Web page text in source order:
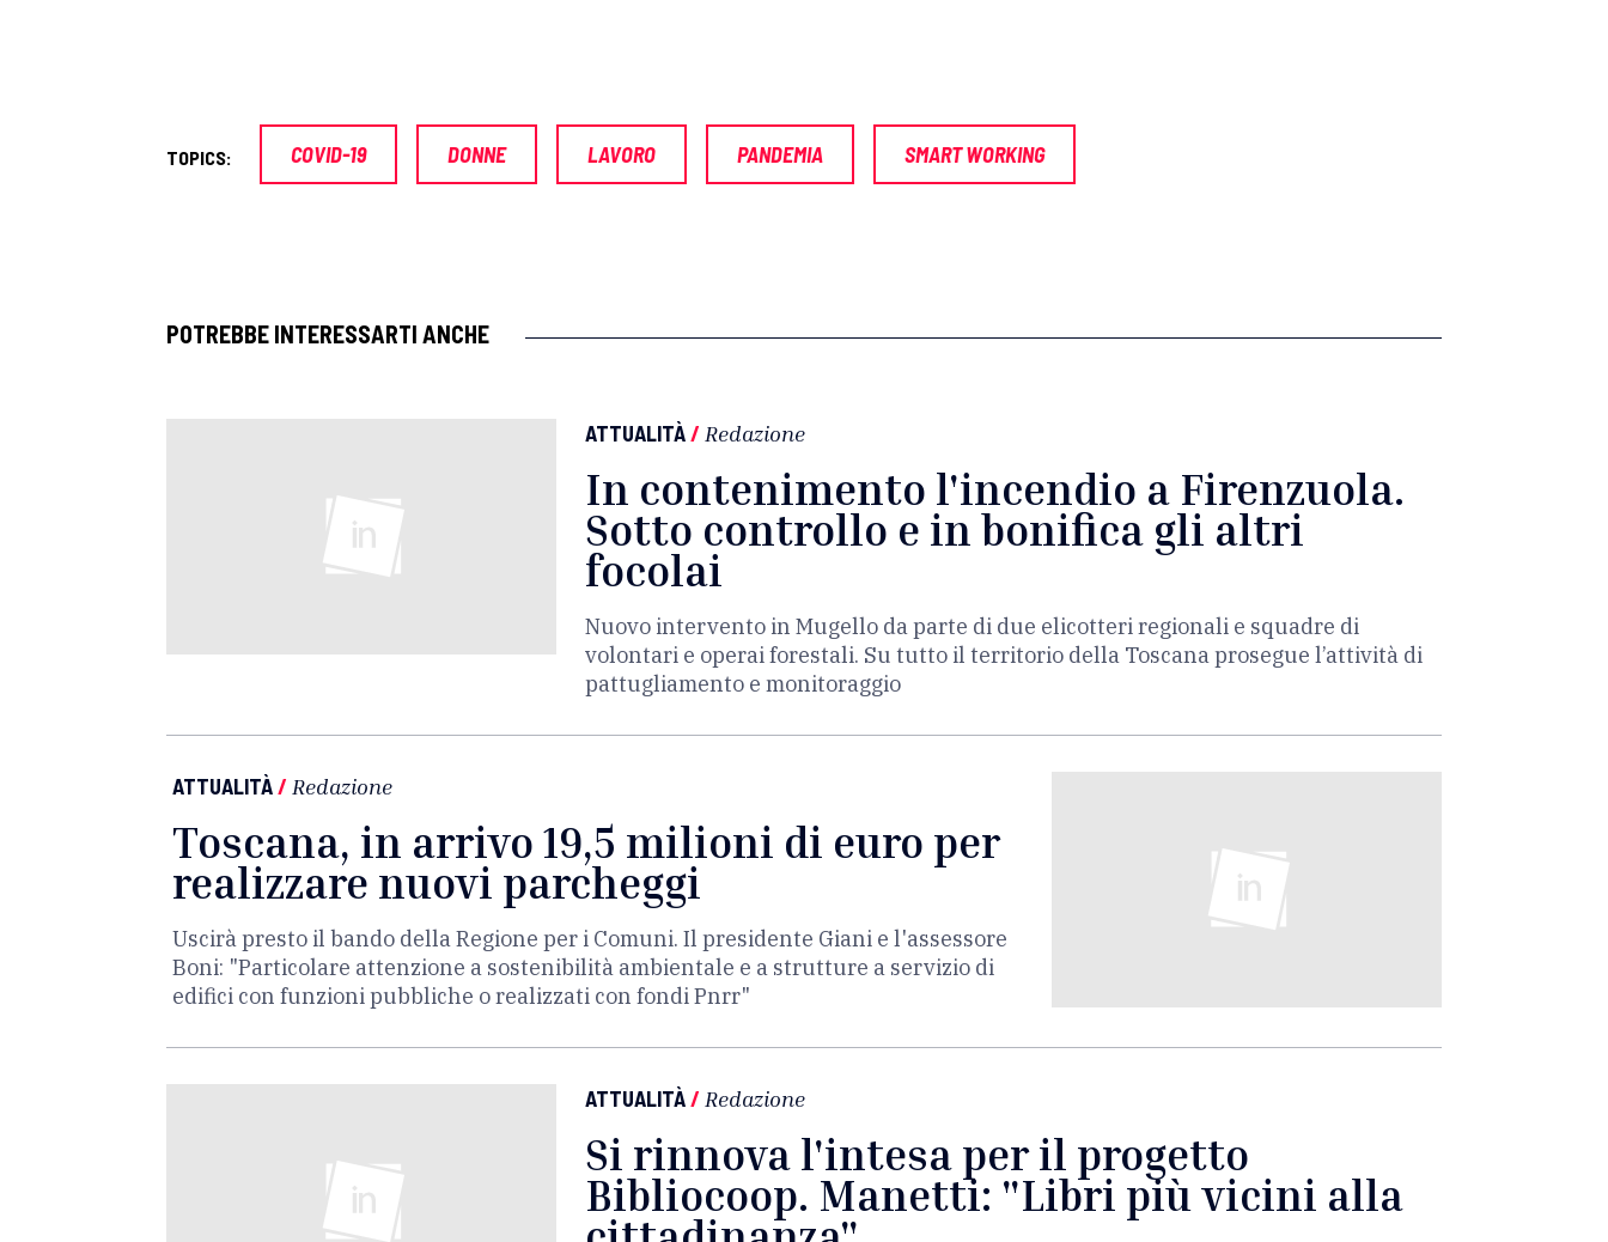
TOPICS: COVID-19 DONNE LAVORO PANDEMIA SMART WORKING
POTREBBE INTERESSARTI ANCHE
ATTUALITÀ/ Redazione
In contenimento l'incendio a Firenzuola.
Sotto controllo e in bonifica gli altri
focolai
Nuovo intervento in Mugello da parte di due elicotteri regionali e squadre di
volontari e operai forestali. Su tutto il territorio della Toscana prosegue l’attività di
pattugliamento e monitoraggio
ATTUALITÀ/ Redazione
Toscana, in arrivo 19,5 milioni di euro per
realizzare nuovi parcheggi
Uscirà presto il bando della Regione per i Comuni. Il presidente Giani e l'assessore
Boni: "Particolare attenzione a sostenibilità ambientale e a strutture a servizio di
edifici con funzioni pubbliche o realizzati con fondi Pnrr"
ATTUALITÀ/ Redazione
Si rinnova l'intesa per il progetto
Bibliocoop. Manetti: "Libri più vicini alla